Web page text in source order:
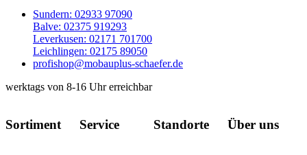
Sundern: 02933 97090
Balve: 02375 919293
Leverkusen: 02171 701700
Leichlingen: 02175 89050
profishop@mobauplus-schaefer.de
werktags von 8-16 Uhr erreichbar
Sortiment Service Standorte Über uns